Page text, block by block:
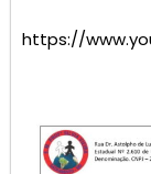
https://